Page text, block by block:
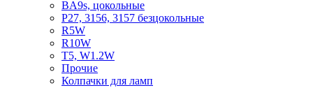
BA9s, цокольные
P27, 3156, 3157 безцокольные
R5W
R10W
T5, W1.2W
Прочие
Колпачки для ламп